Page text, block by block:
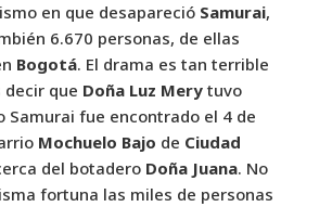
en que desapareció Samurai,
6.670 personas, de ellas
Bogotá. El drama es tan terrible
decir que Doña Luz Merytuvo
Samurai fue encontrado el 4 de
Mochuelo Bajo de Ciudad
del botadero Doña Juana. No
fortuna las miles de personas